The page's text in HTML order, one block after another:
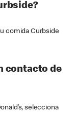
comida Curbside
contacto de
selecciona